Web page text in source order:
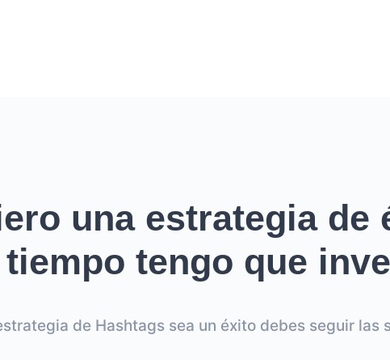
una estrategia de
tengo que
de Hashtags sea un éxito debes seguir las